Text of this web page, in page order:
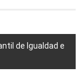
de Igualdad e